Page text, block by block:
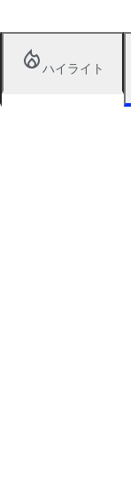
ハイライト